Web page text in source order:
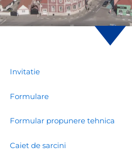
Invitatie
Formulare
Formular propunere tehnica
Caiet de sarcini